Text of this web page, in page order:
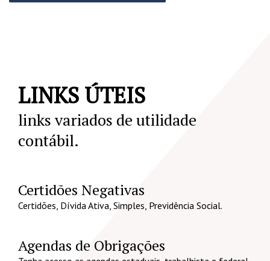
LINKS ÚTEIS
links variados de utilidade
contábil.
Certidões Negativas
Certidões, Dívida Ativa, Simples, Previdência Social.
Agendas de Obrigações